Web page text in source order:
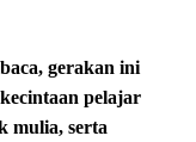
gerakan ini
pelajar
mulia, serta